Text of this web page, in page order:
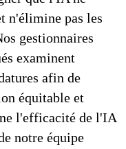
n'élimine pas les
gestionnaires
examinent
afin de
équitable et
l'efficacité de l'IA
notre équipe